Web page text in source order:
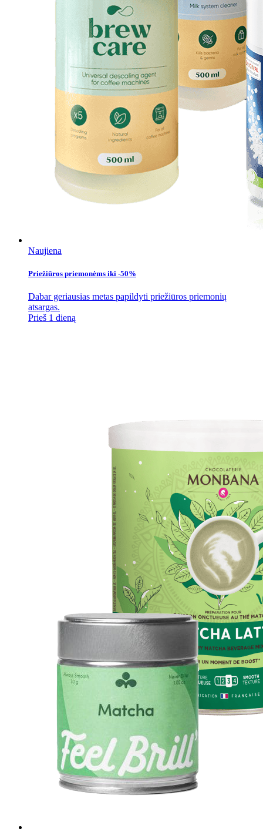
Naujiena
Priežiūros priemonėms iki -50%
Dabar geriausias metas papildyti priežiūros priemonių
atsargas.
Prieš 1 dieną